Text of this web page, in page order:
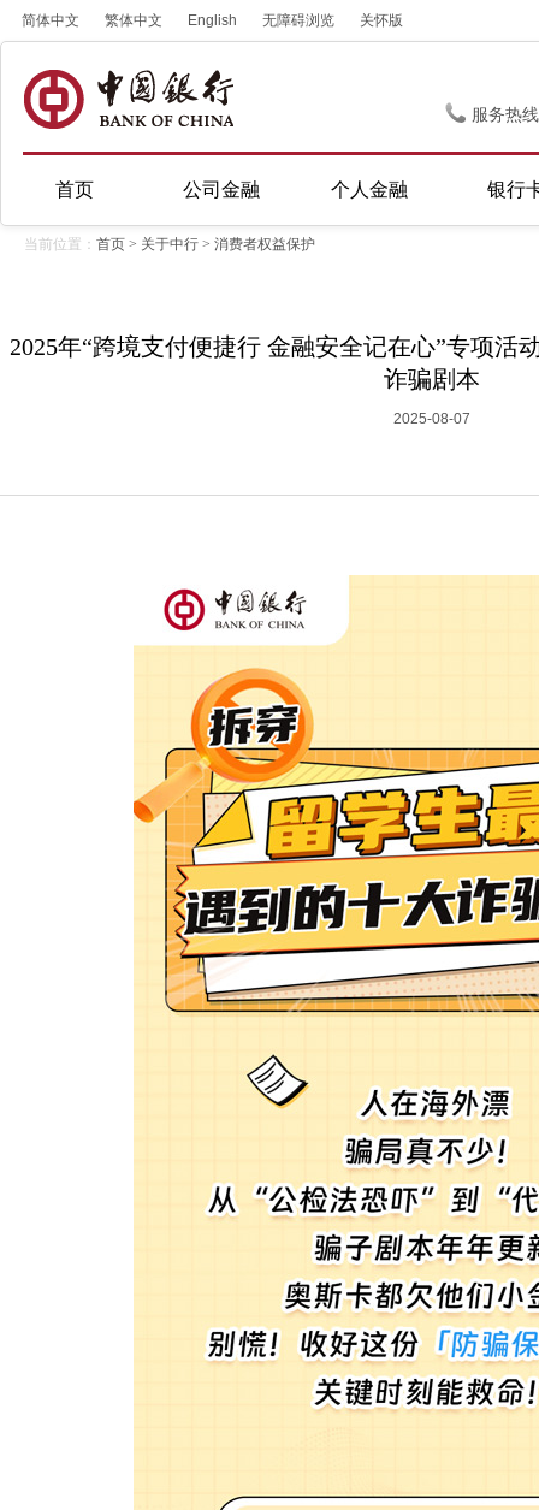
简体中文 繁体中文 English 无障碍浏览 关怀版
服务热
首页 公司金融 个人金融 银行
当前位置： 首页 > 关于中行 > 消费者权益保护
2025年“跨境支付便捷行 金融安全记在心”专项活
诈骗剧本
2025-08-07